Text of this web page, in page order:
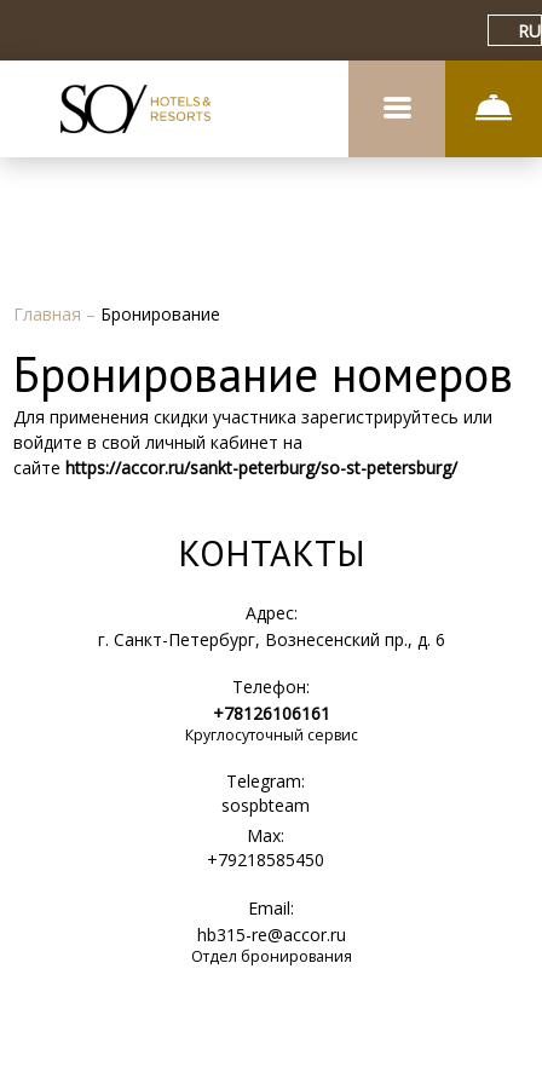
RU
Главная – Бронирование
Бронирование номеров
Для применения скидки участника зарегистрируйтесь или
войдите в свой личный кабинет на
сайте https://accor.ru/sankt-peterburg/so-st-petersburg/
КОНТАКТЫ
Адрес:
г. Санкт-Петербург, Вознесенский пр., д. 6
Телефон:
+78126106161
Круглосуточный сервис
Telegram:
sospbteam
Max:
+79218585450
Email:
hb315-re@accor.ru
Отдел бронирования